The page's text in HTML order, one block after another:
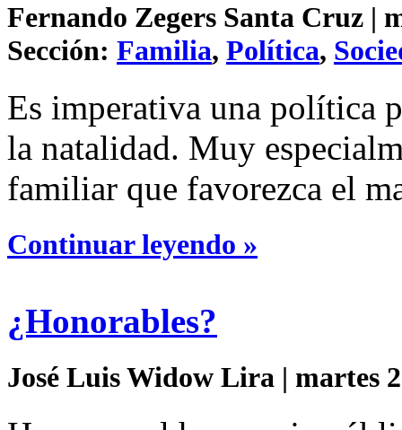
Fernando Zegers Santa Cruz |
Sección: Familia, Política,
Es imperativa una política
la natalidad. Muy
familiar que favorezca el
Continuar leyendo »
¿Honorables?
José Luis Widow Lira | martes